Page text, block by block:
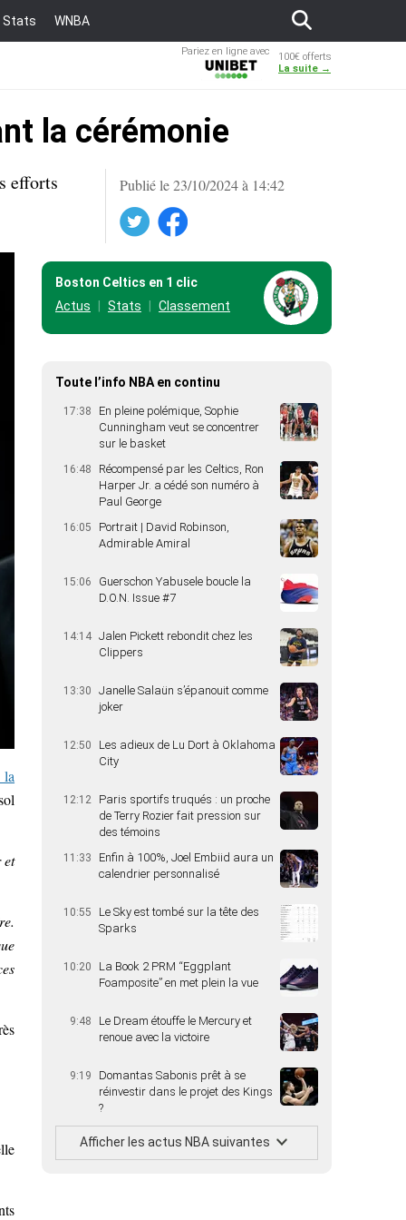
Stats WNBA
Pariez en ligne avec
100€ offerts
La suite →
la cérémonie
Publié le 23/10/2024 à 14:42
Facebook
efforts
et
Boston Celtics en 1 clic
Actus
Stats Classement
Toute l’info NBA en continu
17:38
En pleine polémique, Sophie
Cunningham veut se concentrer
sur le basket
16:48
Récompensé par les Celtics, Ron
Harper Jr. a cédé son numéro à
Paul George
16:05
Portrait | David Robinson,
Admirable Amiral
15:06
Guerschon Yabusele boucle la
D.O.N. Issue #7
14:14 Jalen Pickett rebondit chez les
Clippers
13:30
Janelle Salaün s’épanouit comme
joker
12:50
Les adieux de Lu Dort à Oklahoma
City
12:12
Paris sportifs truqués : un proche
de Terry Rozier fait pression sur
des témoins
11:33
Enfin à 100%, Joel Embiid aura un
calendrier personnalisé
10:55
Le Sky est tombé sur la tête des
Sparks
10:20
La Book 2 PRM “Eggplant
Foamposite” en met plein la vue
9:48
Le Dream étouffe le Mercury et
renoue avec la victoire
9:19
Domantas Sabonis prêt à se
réinvestir dans le projet des Kings
?
Afficher les actus NBA suivantes